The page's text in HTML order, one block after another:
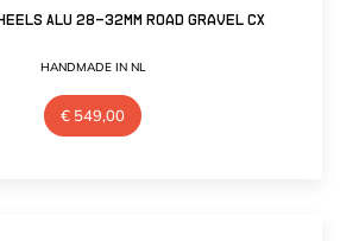
Alu 28-32mm Road Gravel CX
HANDMADE IN NL
€549,00